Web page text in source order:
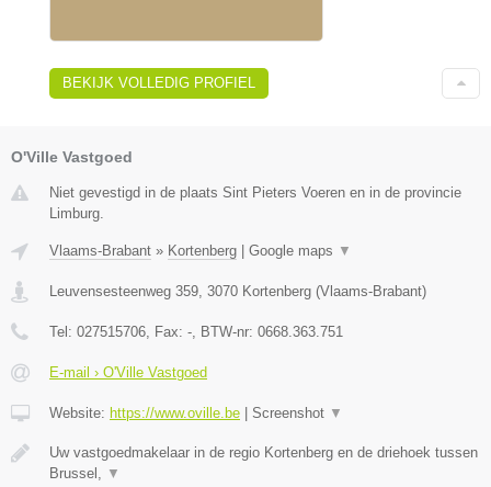
BEKIJK VOLLEDIG PROFIEL
O'Ville Vastgoed
Niet gevestigd in de plaats Sint Pieters Voeren en in de provincie
Limburg.
Vlaams-Brabant » Kortenberg Google maps ▼
Leuvensesteenweg 359, 3070 Kortenberg (Vlaams-Brabant)
Tel: 027515706, Fax: -, BTW-nr: 0668.363.751
E-mail › O'Ville Vastgoed
Website: https://www.oville.be Screenshot ▼
Uw vastgoedmakelaar in de regio Kortenberg en de driehoek tussen
Brussel, ▼